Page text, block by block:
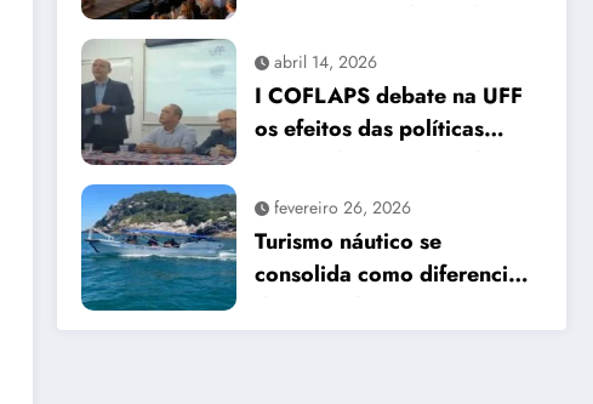
carioca
abril 14, 2026
I COFLAPS debate na UFF
os efeitos das políticas
no Rio de Janeiro
fevereiro 26, 2026
Turismo náutico se
consolida como diferencial